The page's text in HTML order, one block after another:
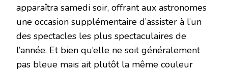
apparaîtra samedi soir, offrant aux astronomes
une occasion supplémentaire d’assister à l’un
des spectacles les plus spectaculaires de
l’année. Et bien qu’elle ne soit généralement
pas bleue mais ait plutôt la même couleur